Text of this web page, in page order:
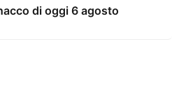
di oggi 6 agosto